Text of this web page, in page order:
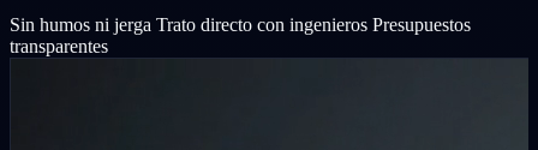
Sin humos ni jerga Trato directo con ingenieros Presupuestos
transparentes